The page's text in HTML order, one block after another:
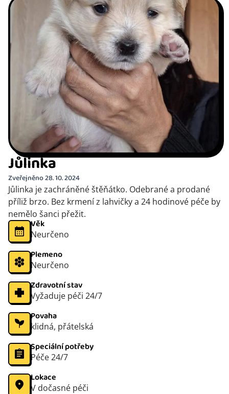
Jůlinka
Zveřejněno 28. 10. 2024
Jůlinka je zachráněné štěňátko. Odebrané a prodané
příliž brzo. Bez krmení z lahvičky a 24 hodinové péče by
nemělo šanci přežit.
Věk
Neurčeno
Plemeno
Neurčeno
Zdravotní stav
Vyžaduje péči 24/7
Povaha
klidná, přátelská
Speciální potřeby
Péče 24/7
Lokace
V dočasné péči